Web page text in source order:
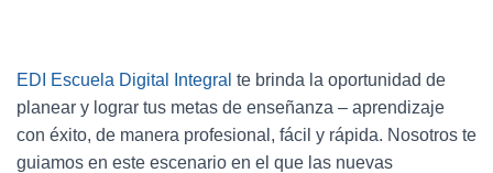
EDI Escuela Digital Integral te brinda la oportunidad de
planear y lograr tus metas de enseñanza – aprendizaje
con éxito, de manera profesional, fácil y rápida. Nosotros te
guiamos en este escenario en el que las nuevas